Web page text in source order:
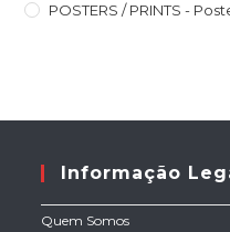
POSTERS / PRINTS -
Informação
Quem Somos